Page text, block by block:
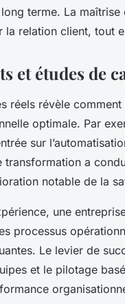
terme. La
la relation client, tout
et études de
réels révèle
optimale. Par
sur
transformation a
notable de la
une
processus
Le levier de
et le pilotage